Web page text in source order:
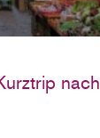
nach